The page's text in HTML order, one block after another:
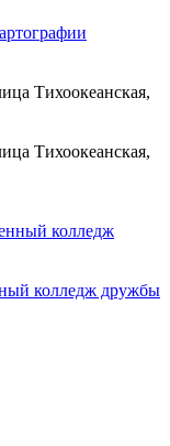
Тихоокеанская,
Тихоокеанская,
колледж дружбы